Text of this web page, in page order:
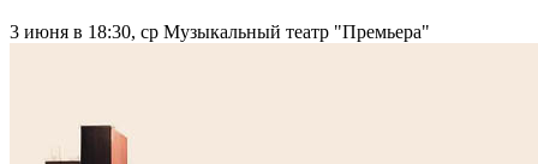
3 июня в 18:30, ср Музыкальный театр "Премьера"